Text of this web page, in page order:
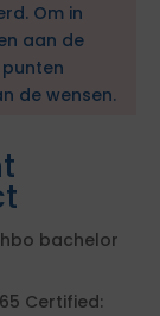
Om in
aan de
de wensen.
bachelor
Certified: